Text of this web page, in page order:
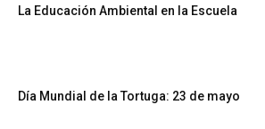
La Educación Ambiental en la Escuela
Día Mundial de la Tortuga: 23 de mayo